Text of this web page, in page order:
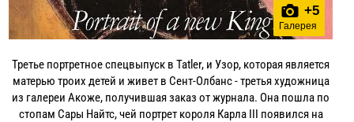
+5
Галерея
Третье портретное спецвыпуск в Tatler, и Узор, которая является
матерью троих детей и живет в Сент-Олбанс - третья художница
из галереи Акоже, получившая заказ от журнала. Она пошла по
стопам Сары Найтс, чей портрет короля Карла III появился на